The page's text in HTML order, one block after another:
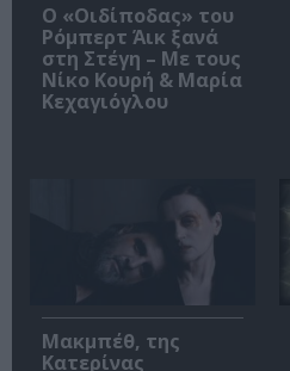
O «Οιδίποδας» του
Ρόμπερτ Άικ ξανά
στη Στέγη – Με τους
Νίκο Κουρή & Μαρία
Κεχαγιόγλου
Μακμπέθ, της
Κατερίνας